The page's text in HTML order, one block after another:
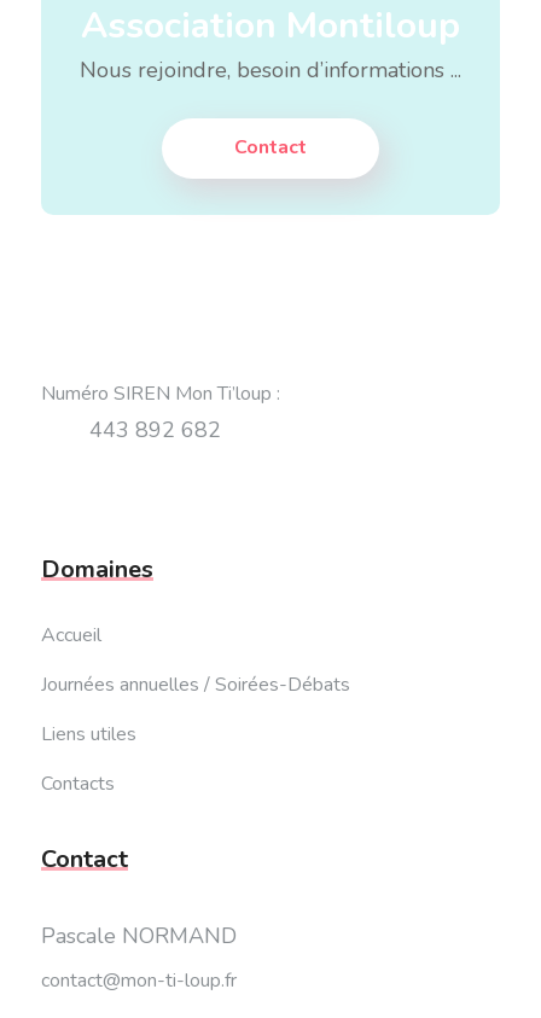
Association Montiloup
Nous rejoindre, besoin d’informations ...
Contact
Numéro SIREN Mon Ti’loup :
443 892 682
Domaines
Accueil
Journées annuelles / Soirées-Débats
Liens utiles
Contacts
Contact
Pascale NORMAND
contact@mon-ti-loup.fr